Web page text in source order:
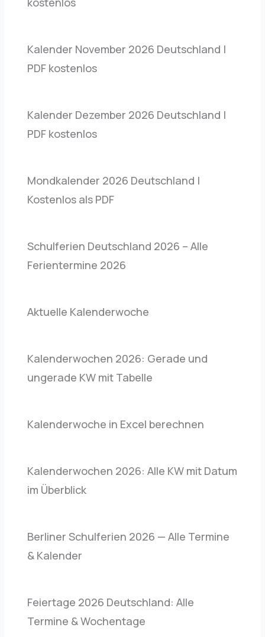
Kalender November 2026 Deutschland |
PDF kostenlos
Kalender Dezember 2026 Deutschland |
PDF kostenlos
Mondkalender 2026 Deutschland |
Kostenlos als PDF
Schulferien Deutschland 2026 – Alle
Ferientermine 2026
Aktuelle Kalenderwoche
Kalenderwochen 2026: Gerade und
ungerade KW mit Tabelle
Kalenderwoche in Excel berechnen
Kalenderwochen 2026: Alle KW mit Datum
im Überblick
Berliner Schulferien 2026 — Alle Termine
& Kalender
Feiertage 2026 Deutschland: Alle
Termine & Wochentage